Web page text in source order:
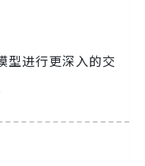
型进行更深入的交